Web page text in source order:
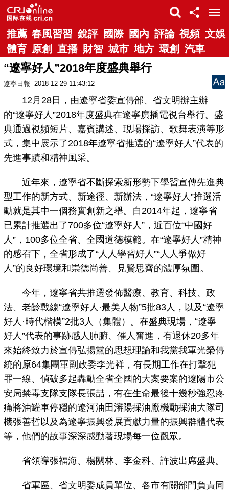
推薦 春風習習 銳評 國際 國內 評論 視頻 文娛
體育 原創 直播 財智 城市 地方 環創 汽車
“遼寧好人”2018年度盛典舉行
遼寧日報 2018-12-29 11:43:12
12月28日，由遼寧省委宣傳部、省文明辦主辦
的“遼寧好人”2018年度盛典在遼寧廣播電視台舉行。盛
典通過視頻短片、嘉賓講述、現場採訪、歌舞表演等形
式，集中展示了2018年遼寧省推選的“遼寧好人”代表的
先進事蹟和精神風采。
近年來，遼寧省不斷探索新形勢下學習宣傳先進典
型工作的新方式、新途徑、新辦法，“遼寧好人”推選活
動就是其中一個務實創新之舉。自2014年起，遼寧省
已累計推選出了700多位“遼寧好人”，近百位“中國好
人”，100多位全省、全國道德模範。在“遼寧好人”精神
的感召下，全省形成了“人人學習好人”“人人爭做好
人”的良好環境和崇德尚善、見賢思齊的濃厚氛圍。
今年，遼寧省共推選發佈醫療、教育、科技、政
法、老齡戰線“遼寧好人·最美人物”5批83人，以及“遼寧
好人·時代楷模”2批3人（集體）。在盛典現場，“遼寧
好人”代表的事跡感人肺腑、催人奮進，有退休20多年
來始終致力於宣傳弘揚黨的思想理論和我黨我軍光榮傳
統的原64集團軍副政委李光祥，有長期工作在打擊犯
罪一線、偵破多起轟動全省全國的大案要案的遼陽市公
安局禁毒支隊支隊長張喆，有在生命最後十幾秒強忍疼
痛將油罐車停穩的遼河油田瀋陽採油廠機動採油大隊司
機張善哲以及為遼寧振興發展貢獻力量的振興群體代表
等，他們的故事深深感動著現場每一位觀眾。
省領導張福海、楊關林、李金科、許波出席盛典。
省軍區、省文明委成員單位、各市有關部門負責同